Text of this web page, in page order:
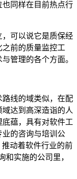
同样在目前热点行
可以说它是质保经
前的质量监控工
管理的各个方面。
线的域类似，在配
达到高深造诣的人
蕴，具有对软件工
的咨询与培训公
动着软件行业的前
和实施的公司里，